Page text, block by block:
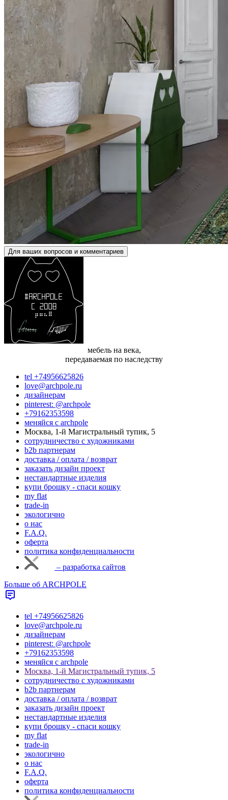
Для ваших вопросов и комментариев
мебель на века,
передаваемая по наследству
tel +74956625826
love@archpole.ru
дизайнерам
pinterest: @archpole
+79162353598
меняйся с аrchpole
Москва, 1-й Магистральный тупик, 5
cотрудничество с художниками
b2b партнерам
доставка / оплата / возврат
заказать дизайн проект
нестандартные изделия
купи брошку - спаси кошку
my flat
trade-in
экологично
о нас
F.A.Q.
оферта
политика конфиденциальности
– разработка сайтов
Больше об ARCHPOLE
tel +74956625826
love@archpole.ru
дизайнерам
pinterest: @archpole
+79162353598
меняйся с аrchpole
Москва, 1-й Магистральный тупик, 5
cотрудничество с художниками
b2b партнерам
доставка / оплата / возврат
заказать дизайн проект
нестандартные изделия
купи брошку - спаси кошку
my flat
trade-in
экологично
о нас
F.A.Q.
оферта
политика конфиденциальности